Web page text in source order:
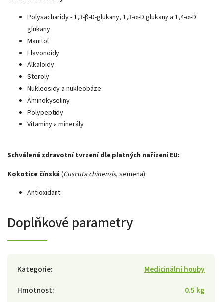
Polysacharidy - 1,3-β-D-glukany, 1,3-α-D glukany a 1,4-α-D
glukany
Manitol
Flavonoidy
Alkaloidy
Steroly
Nukleosidy a nukleobáze
Aminokyseliny
Polypeptidy
Vitamíny a minerály
Schválená zdravotní tvrzení dle platných nařízení EU:
Kokotice čínská (Cuscuta chinensis, semena)
Antioxidant
Doplňkové parametry
Kategorie:
Medicinální houby
Hmotnost:
0.5 kg